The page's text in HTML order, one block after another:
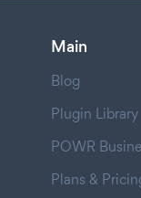
Main
Blog
Plugin Library
POWR
Plans &